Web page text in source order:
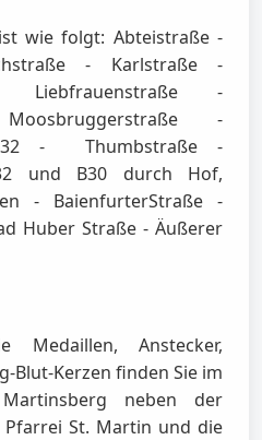
ist wie folgt: Abteistraße -
- Karlstraße -
Liebfrauenstraße -
-
B32 - Thumbstraße -
und B30 durch Hof,
- BaienfurterStraße -
Huber Straße - Äußerer
Medaillen, Anstecker,
Blut-Kerzen finden Sie im
neben der
St. Martin und die